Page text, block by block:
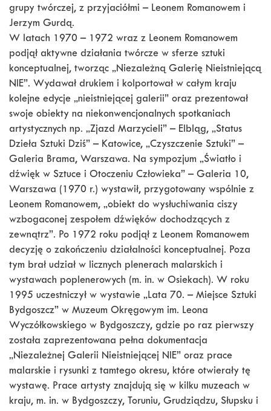
grupy twórczej, z przyjaciółmi – Leonem Romanowem i
Jerzym Gurdą.
W latach 1970 – 1972 wraz z Leonem Romanowem
podjął aktywne działania twórcze w sferze sztuki
konceptualnej, tworząc „Niezależną Galerię Nieistniejącą
NIE”. Wydawał drukiem i kolportował w całym kraju
kolejne edycje „nieistniejącej galerii” oraz prezentował
swoje obiekty na niekonwencjonalnych spotkaniach
artystycznych np. „Zjazd Marzycieli” – Elbląg, „Status
Dzieła Sztuki Dziś” – Katowice, „Czyszczenie Sztuki” –
Galeria Brama, Warszawa. Na sympozjum „Światło i
dźwięk w Sztuce i Otoczeniu Człowieka” – Galeria 10,
Warszawa (1970 r.) wystawił, przygotowany wspólnie z
Leonem Romanowem, „obiekt do wysłuchiwania ciszy
wzbogaconej zespołem dźwięków dochodzących z
zewnątrz”. Po 1972 roku podjął z Leonem Romanowem
decyzję o zakończeniu działalności konceptualnej. Poza
tym brał udział w licznych plenerach malarskich i
wystawach poplenerowych (m. in. w Osiekach). W roku
1995 uczestniczył w wystawie „Lata 70. – Miejsce Sztuki
Bydgoszcz” w Muzeum Okręgowym im. Leona
Wyczółkowskiego w Bydgoszczy, gdzie po raz pierwszy
została zaprezentowana pełna dokumentacja
„Niezależnej Galerii Nieistniejącej NIE” oraz prace
malarskie i rysunki z tamtego okresu, które otwierały tę
wystawę. Prace artysty znajdują się w kilku muzeach w
kraju, m. in. w Bydgoszczy, Toruniu, Grudziądzu, Słupsku i